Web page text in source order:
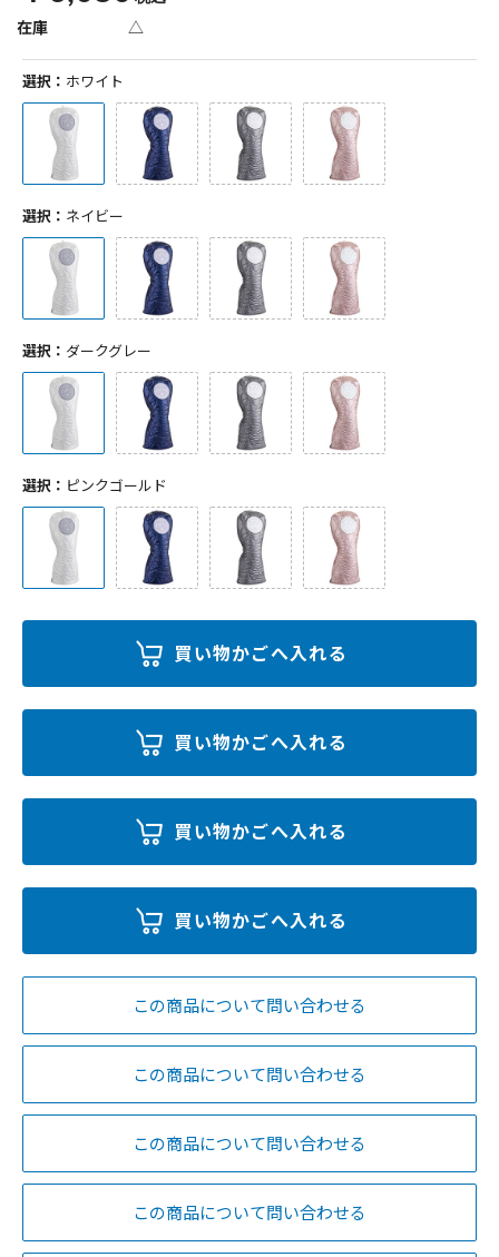
在庫 △
選択： ホワイト
選択： ネイビー
選択： ダークグレー
選択： ピンクゴールド
この商品について問い合わせる
この商品について問い合わせる
この商品について問い合わせる
この商品について問い合わせる